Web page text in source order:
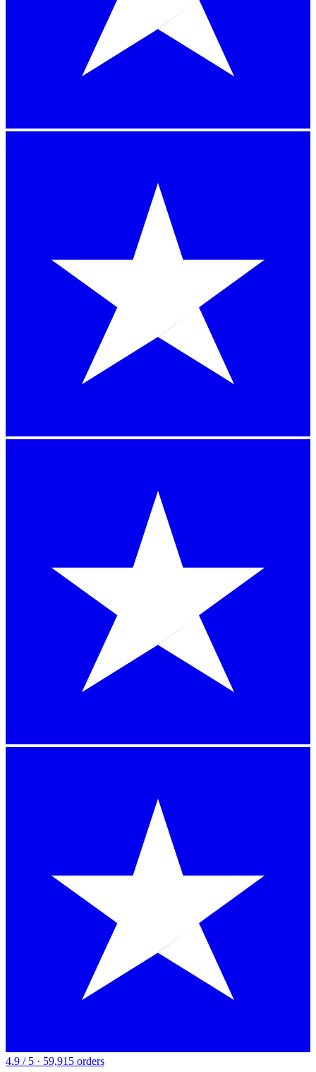
4.9 / 5 · 59,915 orders